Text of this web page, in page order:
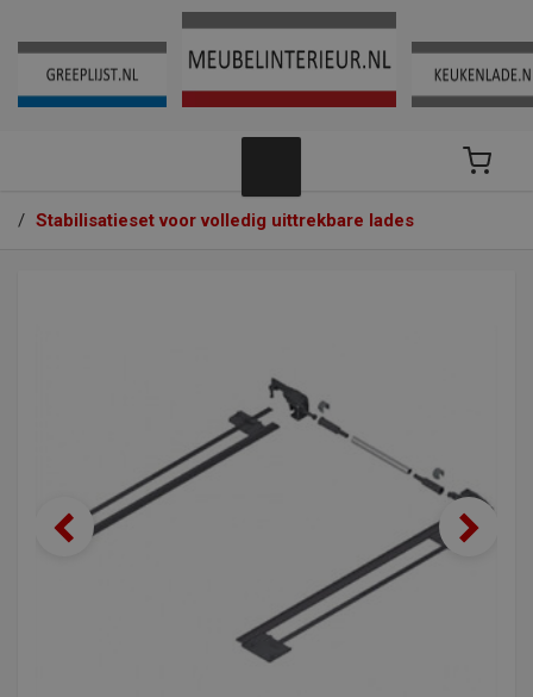
/ Stabilisatieset voor volledig uittrekbare lades